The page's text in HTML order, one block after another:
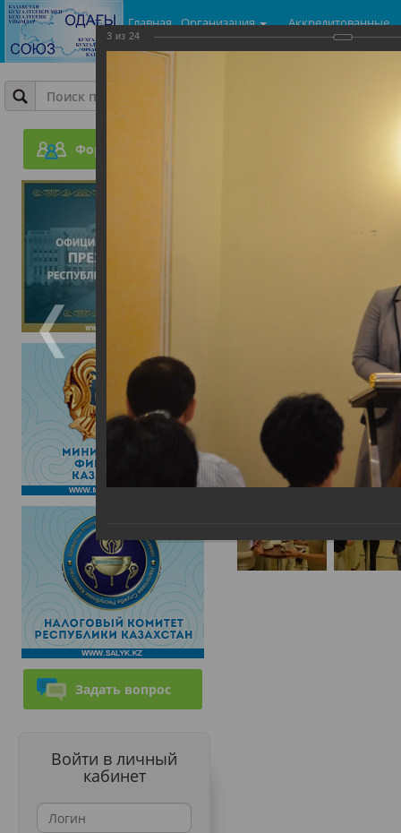
Главная Организация
Аккредитованные
центры
Форум
Задать вопрос
Войти в личный
кабинет
3 из 24